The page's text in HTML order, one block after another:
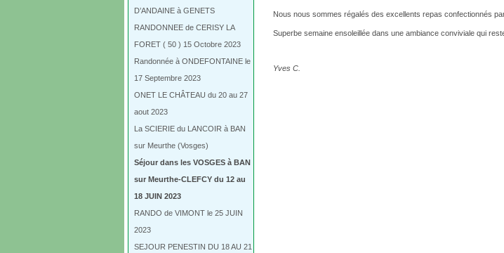
D’ANDAINE à GENETS
RANDONNEE de CERISY LA
FORET ( 50 ) 15 Octobre 2023
Randonnée à ONDEFONTAINE le
17 Septembre 2023
ONET LE CHÂTEAU du 20 au 27
aout 2023
La SCIERIE du LANCOIR à BAN
sur Meurthe (Vosges)
Séjour dans les VOSGES à BAN
sur Meurthe-CLEFCY du 12 au
18 JUIN 2023
RANDO de VIMONT le 25 JUIN
2023
SEJOUR PENESTIN DU 18 AU 21
Nous nous sommes régalés des excellents repas confectionnés
Superbe semaine ensoleillée dans une ambiance conviviale qui
Yves C.